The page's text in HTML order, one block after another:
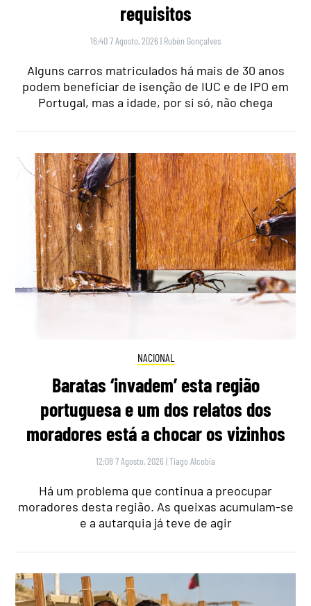
requisitos
16:40 7 Agosto, 2026 | Rubén Gonçalves
Alguns carros matriculados há mais de 30 anos
podem beneficiar de isenção de IUC e de IPO em
Portugal, mas a idade, por si só, não chega
NACIONAL
Baratas ‘invadem’ esta região
portuguesa e um dos relatos dos
moradores está a chocar os vizinhos
12:08 7 Agosto, 2026 |Tiago Alcobia
Há um problema que continua a preocupar
moradores desta região. As queixas acumulam-se
e a autarquia já teve de agir